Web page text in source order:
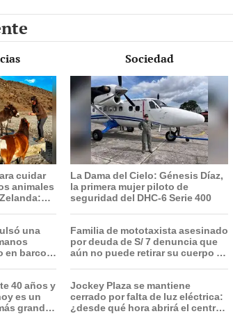
cuidar
animales
una
en barco
40 años y
es un
grande
Sociedad
La Dama del Cielo: Génesis Díaz,
la primera mujer piloto de
seguridad del DHC-6 Serie 400
Familia de mototaxista asesinado
por deuda de S/ 7 denuncia que
aún no puede retirar su cuerpo de
Jockey Plaza se mantiene
cerrado por falta de luz eléctrica:
¿desde qué hora abrirá el centro